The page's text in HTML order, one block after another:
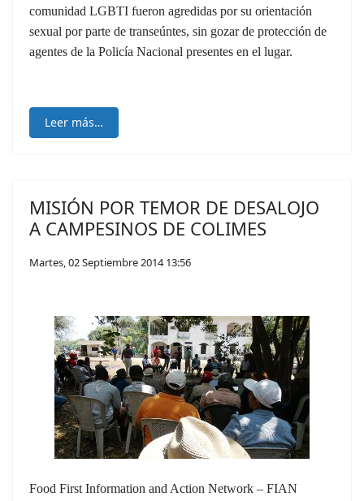
comunidad LGBTI fueron agredidas por su orientación
sexual por parte de transeúntes, sin gozar de protección de
agentes de la Policía Nacional presentes en el lugar.
Leer más…
MISIÓN POR TEMOR DE DESALOJO
A CAMPESINOS DE COLIMES
Martes, 02 Septiembre 2014 13:56
Food First Information and Action Network – FIAN